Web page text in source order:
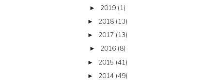
► 2019 (1)
► 2018 (13)
► 2017 (13)
► 2016 (8)
► 2015 (41)
► 2014 (49)